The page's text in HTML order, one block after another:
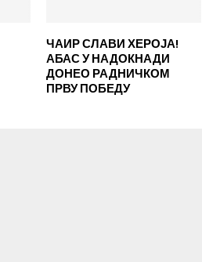
ЧАИР СЛАВИ ХЕРОЈА!
АБАС У НАДОКНАДИ
ДОНЕО РАДНИЧКОМ
ПРВУ ПОБЕДУ